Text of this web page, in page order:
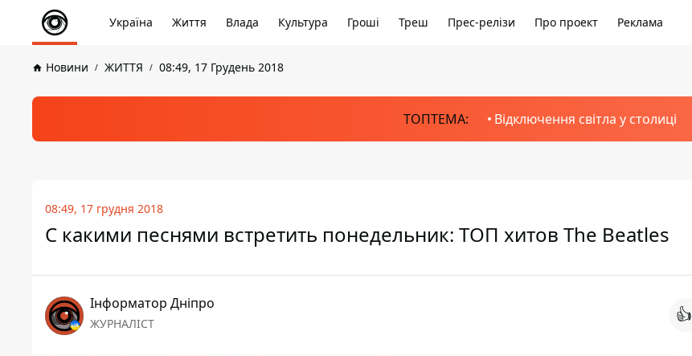
Україна Життя Влада Культура Гроші Треш Прес-релізи Про проект Реклама
Новини ЖИТТЯ 08:49, 17 Грудень 2018
ТОПТЕМА: Відключення світла у столиці
08:49, 17 грудня 2018
С какими песнями встретить понедельник: ТОП хитов The Beatles
Інформатор Дніпро
ЖУРНАЛІСТ 👍